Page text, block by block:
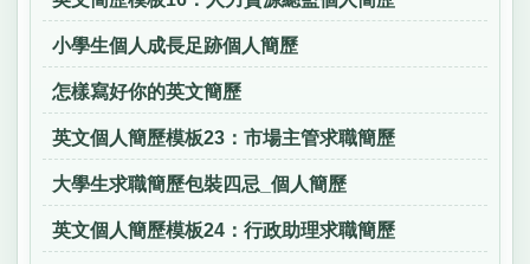
小學生個人成長足跡個人簡歷
怎樣寫好你的英文簡歷
英文個人簡歷模板23：市場主管求職簡歷
大學生求職簡歷包裝四忌_個人簡歷
英文個人簡歷模板24：行政助理求職簡歷